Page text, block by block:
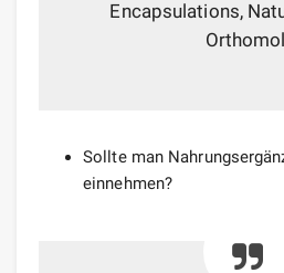
Encapsulations,
Sollte man
einnehmen?